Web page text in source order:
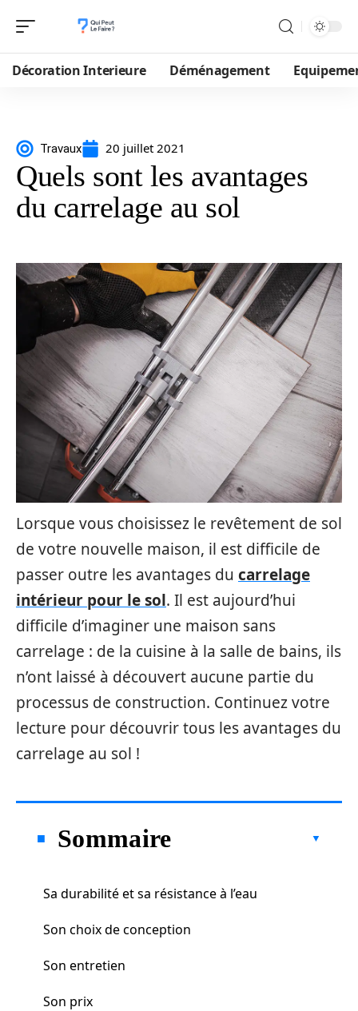
Décoration Interieure Déménagement
Travaux 20 juillet 2021
Quels sont les avantages
du carrelage au sol
Lorsque vous choisissez le revêtement de sol
de votre nouvelle maison, il est difficile de
passer outre les avantages du carrelage
intérieur pour le sol. Il est aujourd’hui
difficile d’imaginer une maison sans
carrelage : de la cuisine à la salle de bains, ils
n’ont laissé à découvert aucune partie du
processus de construction. Continuez votre
lecture pour découvrir tous les avantages du
carrelage au sol !
Sommaire
Sa durabilité et sa résistance à l’eau
Son choix de conception
Son entretien
Son prix